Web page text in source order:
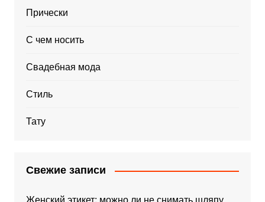
Прически
С чем носить
Свадебная мода
Стиль
Тату
Свежие записи
Женский этикет: можно ли не снимать шляпу